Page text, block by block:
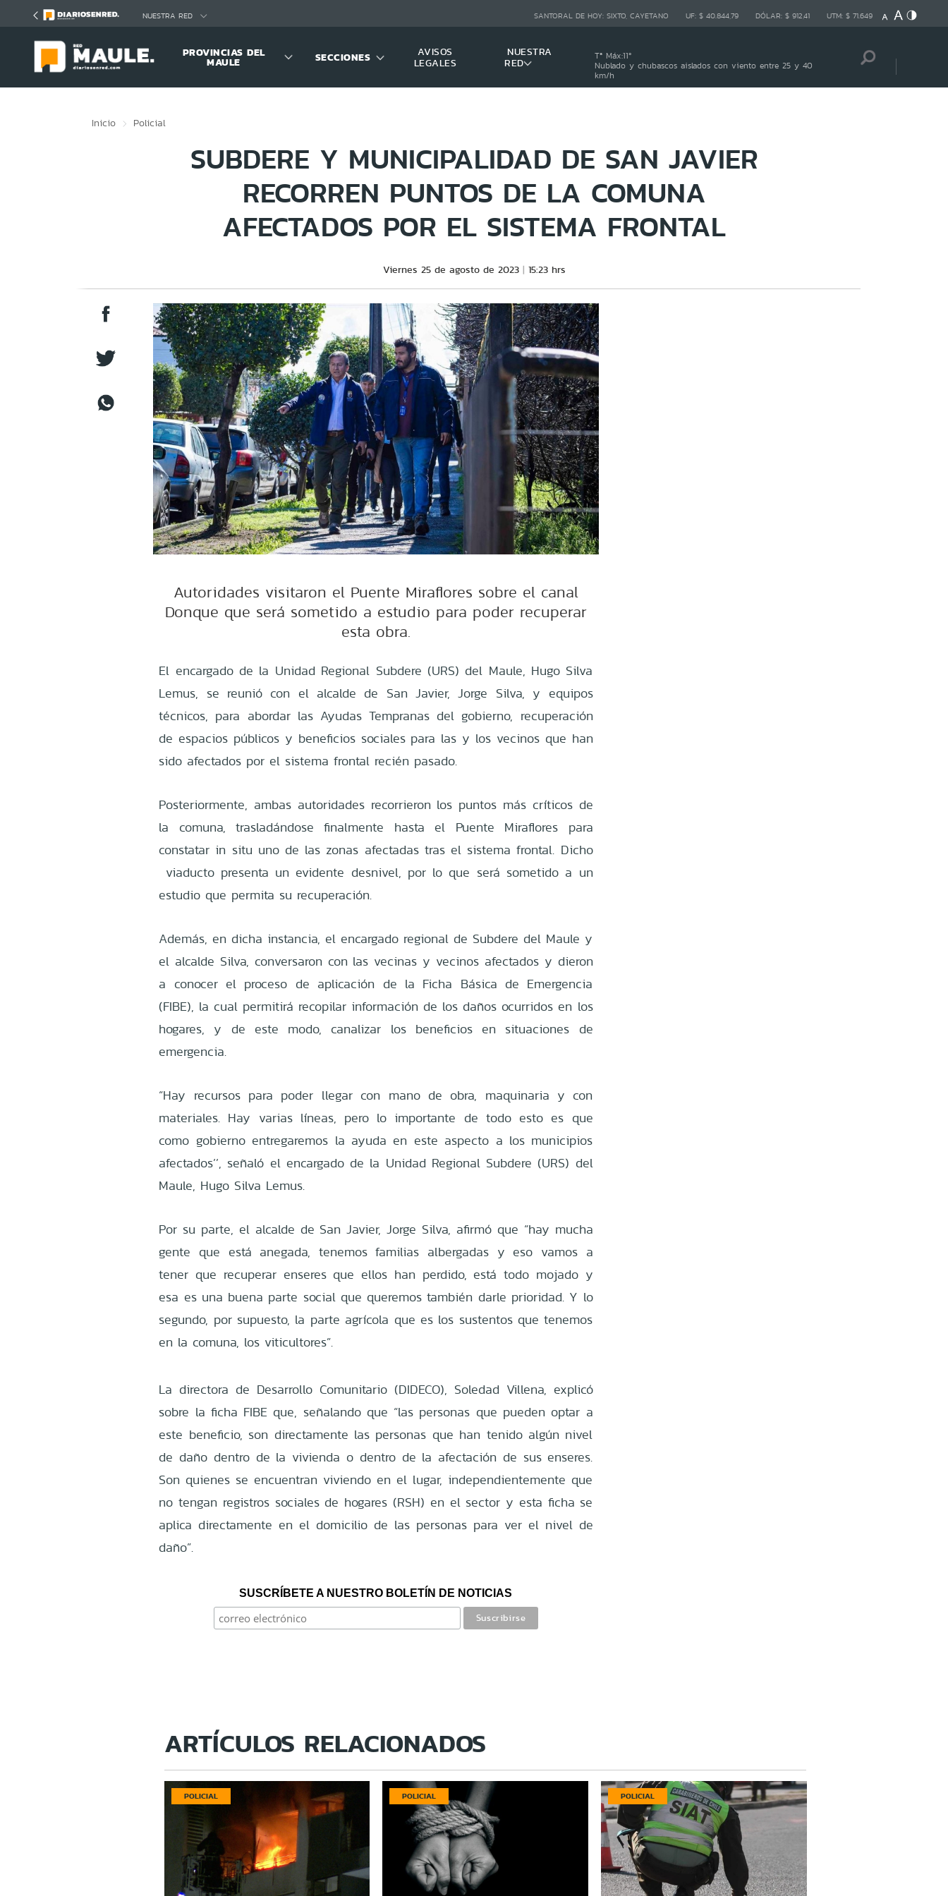
NUESTRA RED SANTORAL DE HOY: SIXTO, CAYETANO UF: $ 40.844,79 DÓLAR: $ 912,41 UTM: $ 71.649
PROVINCIAS DEL
MAULE SECCIONES
AVISOS
LEGALES
NUESTRA
RED
Tª Máx:11º
Nublado y chubascos aislados con viento entre 25 y 40
km/h
Inicio Policial
SUBDERE Y MUNICIPALIDAD DE SAN JAVIER
RECORREN PUNTOS DE LA COMUNA
AFECTADOS POR EL SISTEMA FRONTAL
Viernes 25 de agosto de 2023 15:23 hrs
Autoridades visitaron el Puente Miraflores sobre el canal
Donque que será sometido a estudio para poder recuperar
esta obra.
El encargado de la Unidad Regional Subdere (URS) del Maule, Hugo Silva
Lemus, se reunió con el alcalde de San Javier, Jorge Silva, y equipos
técnicos, para abordar las Ayudas Tempranas del gobierno, recuperación
de espacios públicos y beneficios sociales para las y los vecinos que han
sido afectados por el sistema frontal recién pasado.
Posteriormente, ambas autoridades recorrieron los puntos más críticos de
la comuna, trasladándose finalmente hasta el Puente Miraflores para
constatar in situ uno de las zonas afectadas tras el sistema frontal. Dicho
viaducto presenta un evidente desnivel, por lo que será sometido a un
estudio que permita su recuperación.
Además, en dicha instancia, el encargado regional de Subdere del Maule y
el alcalde Silva, conversaron con las vecinas y vecinos afectados y dieron
a conocer el proceso de aplicación de la Ficha Básica de Emergencia
(FIBE), la cual permitirá recopilar información de los daños ocurridos en los
hogares, y de este modo, canalizar los beneficios en situaciones de
emergencia.
“Hay recursos para poder llegar con mano de obra, maquinaria y con
materiales. Hay varias líneas, pero lo importante de todo esto es que
como gobierno entregaremos la ayuda en este aspecto a los municipios
afectados’’, señaló el encargado de la Unidad Regional Subdere (URS) del
Maule, Hugo Silva Lemus.
Por su parte, el alcalde de San Javier, Jorge Silva, afirmó que “hay mucha
gente que está anegada, tenemos familias albergadas y eso vamos a
tener que recuperar enseres que ellos han perdido, está todo mojado y
esa es una buena parte social que queremos también darle prioridad. Y lo
segundo, por supuesto, la parte agrícola que es los sustentos que tenemos
en la comuna, los viticultores”.
La directora de Desarrollo Comunitario (DIDECO), Soledad Villena, explicó
sobre la ficha FIBE que, señalando que “las personas que pueden optar a
este beneficio, son directamente las personas que han tenido algún nivel
de daño dentro de la vivienda o dentro de la afectación de sus enseres.
Son quienes se encuentran viviendo en el lugar, independientemente que
no tengan registros sociales de hogares (RSH) en el sector y esta ficha se
aplica directamente en el domicilio de las personas para ver el nivel de
daño”.
SUSCRÍBETE A NUESTRO BOLETÍN DE NOTICIAS
ARTÍCULOS RELACIONADOS
POLICIAL POLICIAL POLICIAL